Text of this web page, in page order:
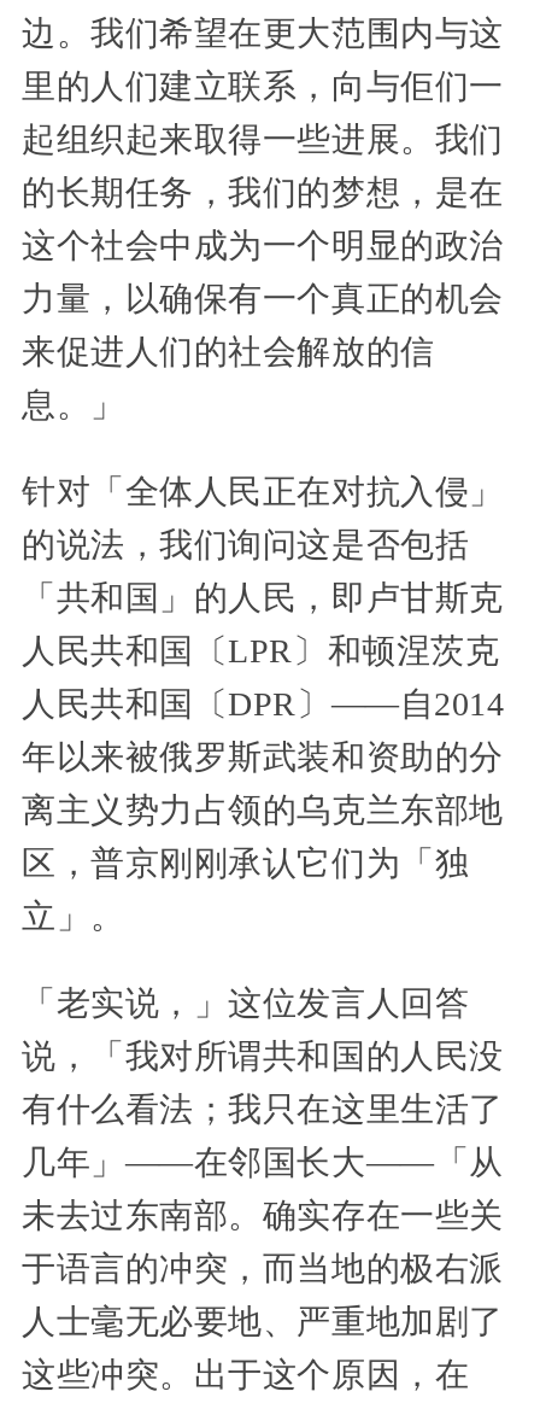
边。我们希望在更大范围内与这
里的人们建立联系，向与佢们一
起组织起来取得一些进展。我们
的长期任务，我们的梦想，是在
这个社会中成为一个明显的政治
力量，以确保有一个真正的机会
来促进人们的社会解放的信
息。」
针对「全体人民正在对抗入侵」
的说法，我们询问这是否包括
「共和国」的人民，即卢甘斯克
人民共和国〔LPR〕和顿涅茨克
人民共和国〔DPR〕——自2014
年以来被俄罗斯武装和资助的分
离主义势力占领的乌克兰东部地
区，普京刚刚承认它们为「独
立」。
「老实说，」这位发言人回答
说，「我对所谓共和国的人民没
有什么看法；我只在这里生活了
几年」——在邻国长大——「从
未去过东南部。确实存在一些关
于语言的冲突，而当地的极右派
人士毫无必要地、严重地加剧了
这些冲突。出于这个原因，在